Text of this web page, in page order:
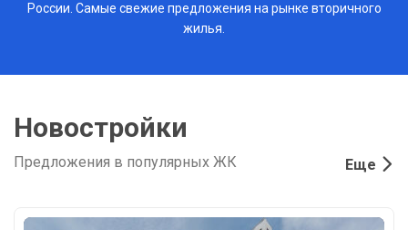
России. Самые свежие предложения на рынке вторичного
жилья.
Новостройки
Предложения в популярных ЖК Еще